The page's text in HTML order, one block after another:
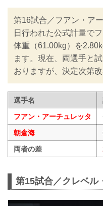
第16試合／フアン・ア
日行われた公式計量で
体重（61.00kg）を
ます。現在、両選手と
おりますが、決定次第
選手名
フアン・アーチュレッタ
朝倉海
両者の差
第15試合／クレベル